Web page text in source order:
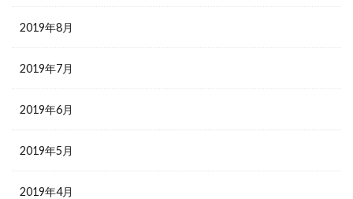
2019年8月
2019年7月
2019年6月
2019年5月
2019年4月